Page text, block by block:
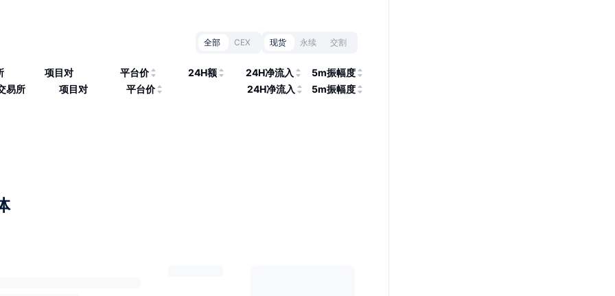
全部 CEX 现货 永续 交割
项目对 平台价 24H额 24H净流入
5m振幅度
易所
项目对 平台价 24H净流入 5m振幅度